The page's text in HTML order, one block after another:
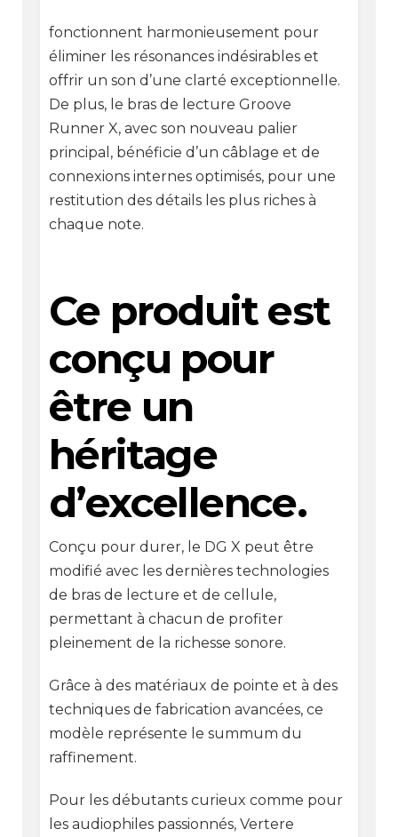
fonctionnent harmonieusement pour
éliminer les résonances indésirables et
offrir un son d’une clarté exceptionnelle.
De plus, le bras de lecture Groove
Runner X, avec son nouveau palier
principal, bénéficie d’un câblage et de
connexions internes optimisés, pour une
restitution des détails les plus riches à
chaque note.
Ce produit est
conçu pour
être un
héritage
d’excellence.
Conçu pour durer, le DG X peut être
modifié avec les dernières technologies
de bras de lecture et de cellule,
permettant à chacun de profiter
pleinement de la richesse sonore.
Grâce à des matériaux de pointe et à des
techniques de fabrication avancées, ce
modèle représente le summum du
raffinement.
Pour les débutants curieux comme pour
les audiophiles passionnés, Vertere